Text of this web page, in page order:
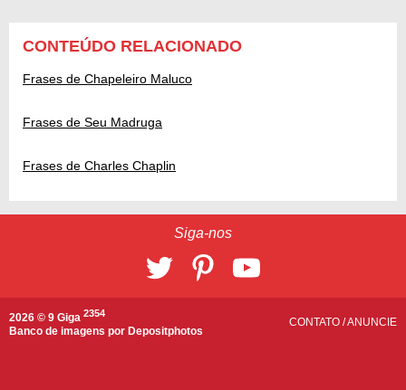
CONTEÚDO RELACIONADO
Frases de Chapeleiro Maluco
Frases de Seu Madruga
Frases de Charles Chaplin
Siga-nos
2026 © 9 Giga 2354
Banco de imagens por Depositphotos
CONTATO /ANUNCIE